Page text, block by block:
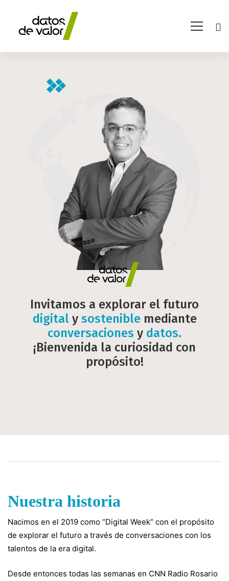
Invitamos a explorar el futuro
digitaly sosteniblemediante
conversaciones y datos.
¡Bienvenida la curiosidad con
propósito!
Nosotros
/
Nuestra historia
Nacimos en el 2019 como “Digital Week” con el propósito
de explorar el futuro a través de conversaciones con los
talentos de la era digital.
Desde entonces todas las semanas en CNN Radio Rosario